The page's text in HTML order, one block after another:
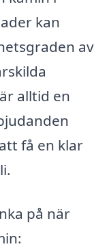
kan
av
alltid en
få en klar
på när